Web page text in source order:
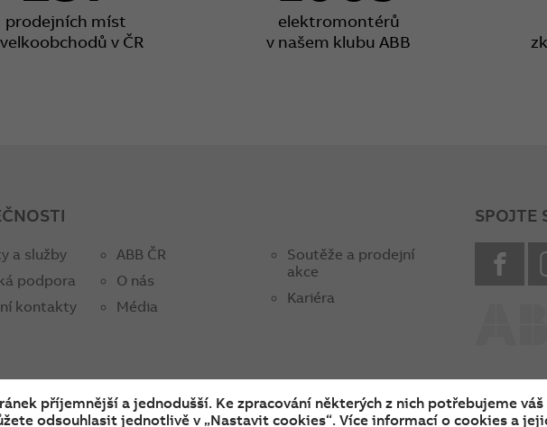
prodejních míst
v ČR
elektromontérů
v našem klubu ABB
a služby
podpora
kontakty
ABB ČR
O nás
Média
Soutěže a prodejní
akce
Kariéra
SPOJTE
příjemnější a jednodušší. Ke zpracování některých z nich potřebujeme
odsouhlasit jednotlivě v „Nastavit cookies“. Více informací o cookies a